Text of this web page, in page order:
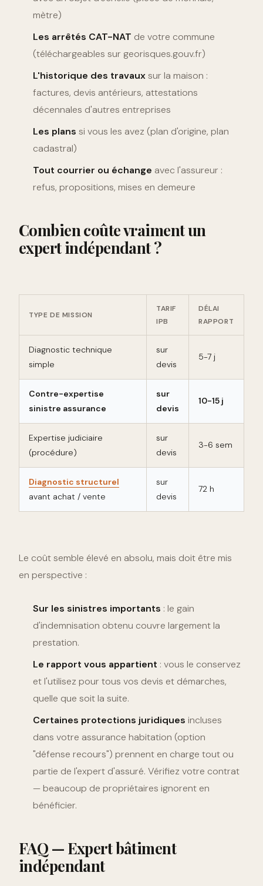
mètre)
Les arrêtés CAT-NAT de votre commune
(téléchargeables sur georisques.gouv.fr)
L'historique des travauxsur la maison :
factures, devis antérieurs, attestations
décennales d'autres entreprises
Les plans si vous les avez (plan d'origine, plan
cadastral)
Tout courrier ou échange avec l'assureur :
refus, propositions, mises en demeure
Combien coûte vraiment un
expert indépendant ?
TYPE DE MISSION
TARIF
IPB
DÉLAI
RAPPORT
Diagnostic technique
simple
sur
devis
5-7 j
Contre-expertise
sinistre assurance
sur
devis
10-15 j
Expertise judiciaire
(procédure)
sur
devis
3-6 sem
Diagnostic structurel
avant achat / vente
sur
devis
72 h
Le coût semble élevé en absolu, mais doit être mis
en perspective :
Sur les sinistres importants : le gain
d'indemnisation obtenu couvre largement la
prestation.
Le rapport vous appartient : vous le conservez
et l'utilisez pour tous vos devis et démarches,
quelle que soit la suite.
Certaines protections juridiques incluses
dans votre assurance habitation (option
"défense recours") prennent en charge tout ou
partie de l'expert d'assuré. Vérifiez votre contrat
— beaucoup de propriétaires ignorent en
bénéficier.
FAQ — Expert bâtiment
indépendant